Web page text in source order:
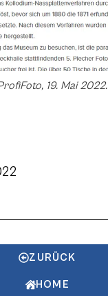
19. Mai 2022.
ZURÜCK
HOME